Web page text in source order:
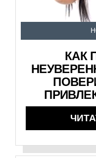
КАК